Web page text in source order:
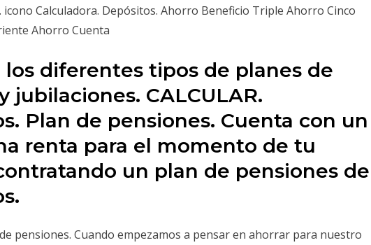
icono Calculadora. Depósitos. Ahorro Beneficio Triple Ahorro Cinco
Ahorro Cuenta
los diferentes tipos de planes de
jubilaciones. CALCULAR.
Plan de pensiones. Cuenta con un
renta para el momento de tu
un plan de pensiones de
pensiones. Cuando empezamos a pensar en ahorrar para nuestro